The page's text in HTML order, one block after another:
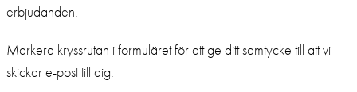
erbjudanden.
Markera kryssrutan i formuläret för att ge ditt samtycke till att vi
skickar e-post till dig.